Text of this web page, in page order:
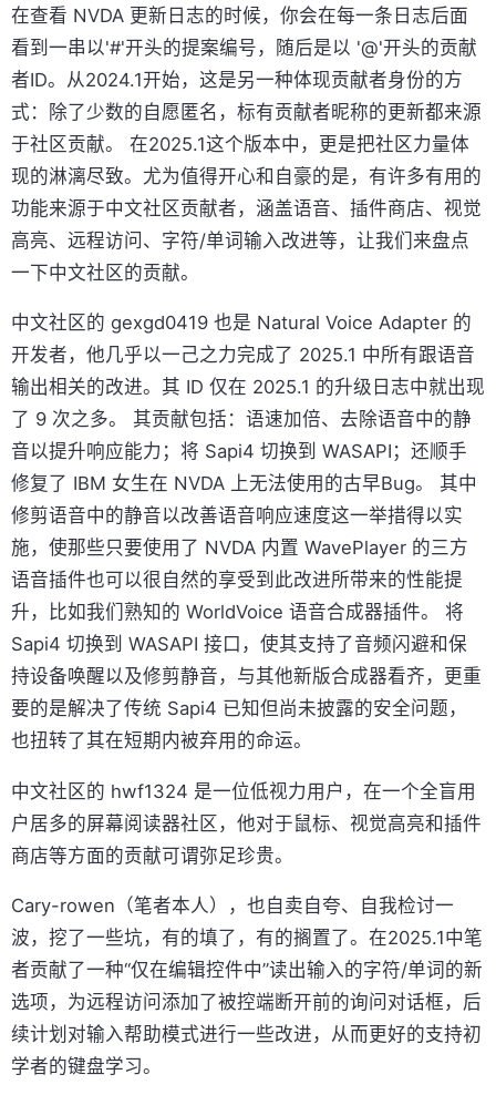
在查看 NVDA 更新日志的时候，你会在每一条日志后面
看到一串以'#'开头的提案编号，随后是以 '@'开头的贡献
者ID。从2024.1开始，这是另一种体现贡献者身份的方
式：除了少数的自愿匿名，标有贡献者昵称的更新都来源
于社区贡献。 在2025.1这个版本中，更是把社区力量体
现的淋漓尽致。尤为值得开心和自豪的是，有许多有用的
功能来源于中文社区贡献者，涵盖语音、插件商店、视觉
高亮、远程访问、字符/单词输入改进等，让我们来盘点
一下中文社区的贡献。
中文社区的 gexgd0419 也是 Natural Voice Adapter 的
开发者，他几乎以一己之力完成了 2025.1 中所有跟语音
输出相关的改进。其 ID 仅在 2025.1 的升级日志中就出现
了 9 次之多。 其贡献包括：语速加倍、去除语音中的静
音以提升响应能力；将 Sapi4 切换到 WASAPI；还顺手
修复了 IBM 女生在 NVDA 上无法使用的古早Bug。 其中
修剪语音中的静音以改善语音响应速度这一举措得以实
施，使那些只要使用了 NVDA 内置 WavePlayer 的三方
语音插件也可以很自然的享受到此改进所带来的性能提
升，比如我们熟知的 WorldVoice 语音合成器插件。 将
Sapi4 切换到 WASAPI 接口，使其支持了音频闪避和保
持设备唤醒以及修剪静音，与其他新版合成器看齐，更重
要的是解决了传统 Sapi4 已知但尚未披露的安全问题，
也扭转了其在短期内被弃用的命运。
中文社区的 hwf1324 是一位低视力用户，在一个全盲用
户居多的屏幕阅读器社区，他对于鼠标、视觉高亮和插件
商店等方面的贡献可谓弥足珍贵。
Cary-rowen（笔者本人），也自卖自夸、自我检讨一
波，挖了一些坑，有的填了，有的搁置了。在2025.1中笔
者贡献了一种“仅在编辑控件中”读出输入的字符/单词的新
选项，为远程访问添加了被控端断开前的询问对话框，后
续计划对输入帮助模式进行一些改进，从而更好的支持初
学者的键盘学习。